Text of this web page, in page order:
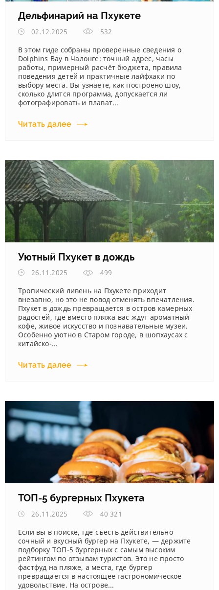
Дельфинарий на Пхукете
02.12.2025
532
В этом гиде собраны проверенные сведения о
Dolphins Bay в Чалонге: точный адрес, часы
работы, примерный расчёт бюджета, правила
поведения детей и практичные лайфхаки по
выбору места. Вы узнаете, как построено шоу,
сколько длится программа, допускается ли
фотографировать и плават...
Читать далее
Уютный Пхукет в дождь
26.11.2025
499
Тропический ливень на Пхукете приходит
внезапно, но это не повод отменять впечатления.
Пхукет в дождь превращается в остров камерных
радостей, где вместо пляжа вас ждут ароматный
кофе, живое искусство и познавательные музеи.
Особенно уютно в Старом городе, в шопхаусах с
китайско-...
Читать далее
ТОП-5 бургерных Пхукета
26.11.2025
40 321
Если вы в поиске, где съесть действительно
сочный и вкусный бургер на Пхукете, — держите
подборку ТОП-5 бургерных с самым высоким
рейтингом по отзывам туристов. Это не просто
фастфуд на пляже, а места, где бургер
превращается в настоящее гастрономическое
удовольствие. На острове...